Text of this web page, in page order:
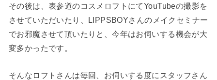
その後は、表参道のコスメロフトにてYouTubeの撮影を
させていただいたり、LIPPSBOYさんのメイクセミナー
でお邪魔させて頂いたりと、今年はお伺いする機会が大
変多かったです。
そんなロフトさんは毎回、お伺いする度にスタッフさん